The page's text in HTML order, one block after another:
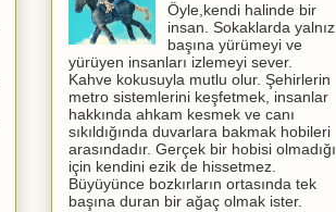
Öyle,kendi halinde bir
insan. Sokaklarda yalnız
başına yürümeyi ve
yürüyen insanları izlemeyi sever.
Kahve kokusuyla mutlu olur. Şehirlerin
metro sistemlerini keşfetmek, insanlar
hakkında ahkam kesmek ve canı
sıkıldığında duvarlara bakmak hobileri
arasındadır. Gerçek bir hobisi olmadığı
için kendini ezik de hissetmez.
Büyüyünce bozkırların ortasında tek
başına duran bir ağaç olmak ister.